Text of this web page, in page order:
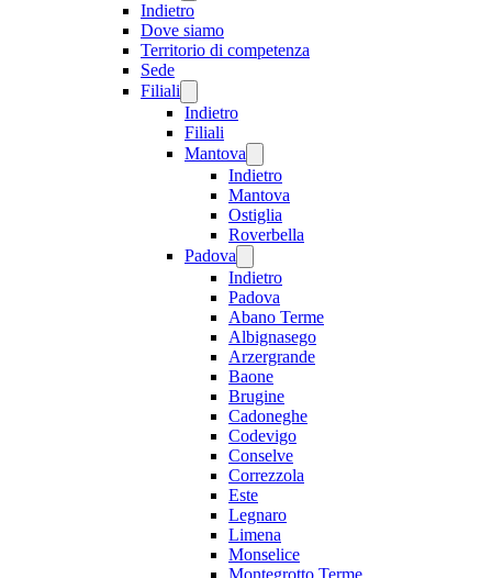
Indietro
Dove siamo
Territorio di competenza
Sede
Filiali
Indietro
Filiali
Mantova
Indietro
Mantova
Ostiglia
Roverbella
Padova
Indietro
Padova
Abano Terme
Albignasego
Arzergrande
Baone
Brugine
Cadoneghe
Codevigo
Conselve
Correzzola
Este
Legnaro
Limena
Monselice
Montegrotto Terme